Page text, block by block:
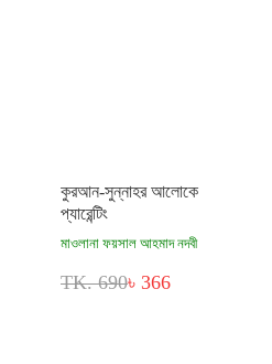
কুরআন-সুন্নাহর আলোকে
প্যারেন্টিং
মাওলানা ফয়সাল আহমাদ নদবী
TK. 690৳ 366